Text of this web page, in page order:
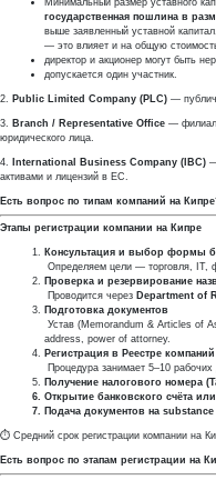
Минимальный размер уставного
государственная пошлина в
выше заявленный уставной
— это влияет и на общую
директор и акционер могут быть
допускается один участник.
2. Public Limited Company (PLC) —
3. Branch / Representative Office — филиал
юридического лица.
4. International Business Company (IBC)
активами и лицензий в ЕС.
Есть вопрос по типам компаний на
Этапы регистрации компании на Кипре
Консультация и выбор формы
Определяем цели — торговля, IT,
Проверка и резервирование
Проводится через Department of
Подготовка документов
Устав (Memorandum & Articles of
address, power of attorney.
Регистрация в Реестре компаний
Процедура занимает 5–10 рабочих
Получение налогового номера
Открытие банковского счёта
Подача документов на
⏱ Средний срок регистрации компании на
Есть вопрос по этапам регистрации на